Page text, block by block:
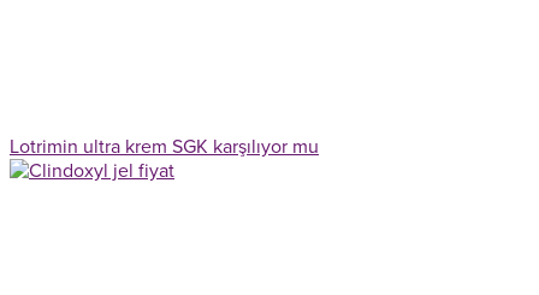
Lotrimin ultra krem SGK karşılıyor mu